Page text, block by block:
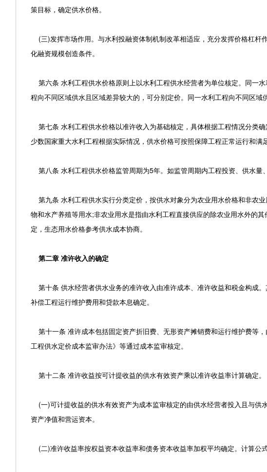
策目标，确定供水价格。
(三)发挥市场作用。与水利投融资体制机制改革相适应，充分发挥价格杠杆
化融资规模创造条件。
第六条 水利工程供水价格原则上以水利工程供水经营者为单位核定。同一
程向不同区域供水且区域差异较大的，可分别定价。同一水利工程向不同区域
第七条 水利工程供水价格以准许收入为基础核定，具体根据工程情况分类
少数国家重大水利工程根据实际情况，供水价格可按照保障工程正常运行和满
第八条 水利工程供水价格监管周期为5年。如监管周期内工程投资、供水量
第九条 水利工程供水实行分类定价，按供水对象分为农业用水价格和非农
物和水产养殖等用水;非农业用水是指由水利工程直接供应的除农业用水外的
定，生态用水价格参考供水成本协商。
第二章 准许收入的确定
第十条 供水经营者供水业务的准许收入由准许成本、准许收益和税金构成
补偿工程运行维护费用和贷款本息确定。
第十一条 准许成本包括固定资产折旧费、无形资产摊销费和运行维护费等
工程供水定价成本监审办法》等通过成本监审核定。
第十二条 准许收益按可计提收益的供水有效资产乘以准许收益率计算确定。
(一)可计提收益的供水有效资产为成本监审核定的由供水经营者投入且与供
资产净值和营运资本。
(二)准许收益率按权益资本收益率和债务资本收益率加权平均确定。计算公